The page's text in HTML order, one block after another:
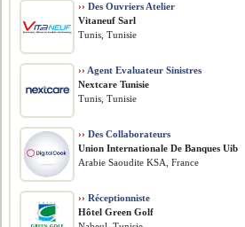
›› Des Ouvriers Atelier
Vitaneuf Sarl
Tunis, Tunisie
›› Agent Evaluateur Sinistres
Nextcare Tunisie
Tunis, Tunisie
›› Des Collaborateurs
Union Internationale De Banques Uib
Arabie Saoudite KSA, France
›› Réceptionniste
Hôtel Green Golf